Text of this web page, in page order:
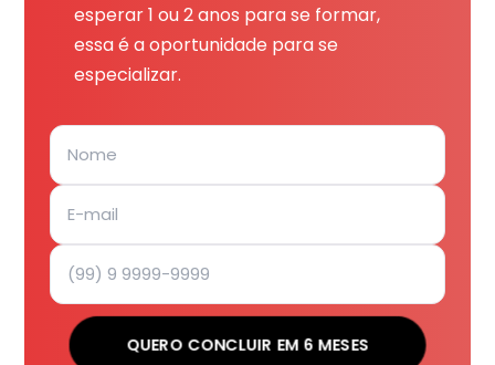
esperar 1 ou 2 anos para se formar,
essa é a oportunidade para se
especializar.
QUERO CONCLUIR EM 6 MESES